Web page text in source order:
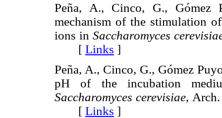
Peña, A., Cinco, G., Gómez
mechanism of the stimulation
ions in Saccharomyces
[ Links ]
Peña, A., Cinco, G., Gómez
pH of the incubation
Saccharomyces cerevisiae,
[ Links ]